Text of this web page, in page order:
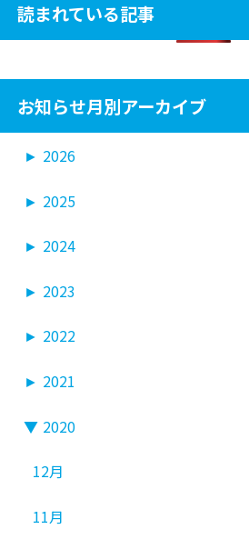
読まれている記事
お知らせ月別アーカイブ
► 2026
► 2025
► 2024
► 2023
► 2022
► 2021
▼ 2020
12月
11月